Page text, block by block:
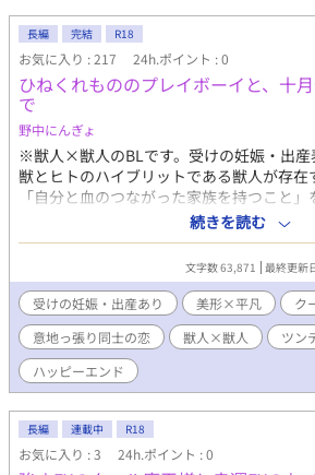
で美形な金髪碧眼のエリート系×ジョーク
系。 表紙イラストは長月京子様です。
長編 完結 R18
お気に入り : 217 24h.ポイント : 0
ひねくれもののプレイボーイと、十
で
野中にんぎょ
※獣人×獣人のBLです。受けの妊娠・出
獣とヒトのハイブリットである獣人が存在
「自分と血のつながった家族を持つこと
５歳・雑種のネコの獣人）は獣人街一のプ
イ（２３歳・純血種のロシアンブルーの獣
惑をかけない」ことを条件に子種を分け
る。 無事受胎し喜ぶラルだったが今度は
ートラブルに悩まされるように。つわりで
メイに助けられるラルだったが、ミメイは
が差していて――。 いじっぱりで少しひ
のお腹に宿る小さないのち。十月十日のの
は？ 確かにここにある、ありふれた、こ
続きを読む
文字数 63,871 最終更新
受けの妊娠・出産あり 美形×平凡
ク
意地っ張り同士の恋
獣人×獣人
ツン
ハッピーエンド
長編 連載中 R18
お気に入り : 3 24h.ポイント : 0